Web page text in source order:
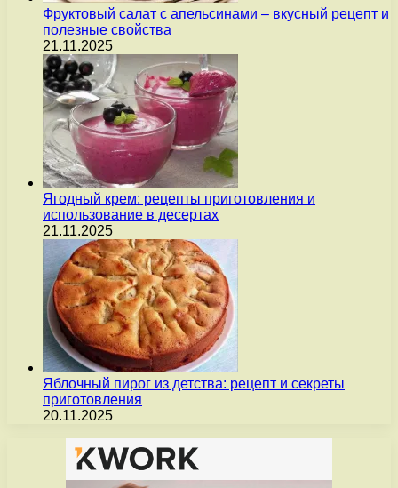
Фруктовый салат с апельсинами – вкусный рецепт и
полезные свойства
21.11.2025
Ягодный крем: рецепты приготовления и
использование в десертах
21.11.2025
Яблочный пирог из детства: рецепт и секреты
приготовления
20.11.2025